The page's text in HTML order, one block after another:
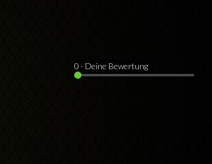
0 · Deine Bewertung